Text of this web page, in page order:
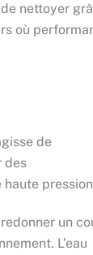
nettoyer
où
de
des
haute pression
un
L’eau